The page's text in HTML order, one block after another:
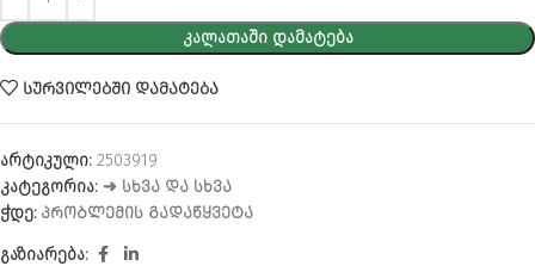
ᲙᲐᲚᲐᲗᲐᲨᲘ ᲓᲐᲛᲐᲢᲔᲑᲐ
ᲡᲣᲠᲕᲘᲚᲔᲑᲨᲘ ᲓᲐᲛᲐᲢᲔᲑᲐ
არტიკული: 2503919
კატეგორია: ➜ ᲡᲮᲕᲐ ᲓᲐ ᲡᲮᲕᲐ
ჭდე: ᲞᲠᲝᲑᲚᲔᲛᲘᲡ ᲒᲐᲓᲐᲬᲧᲕᲔᲢᲐ
გაზიარება: